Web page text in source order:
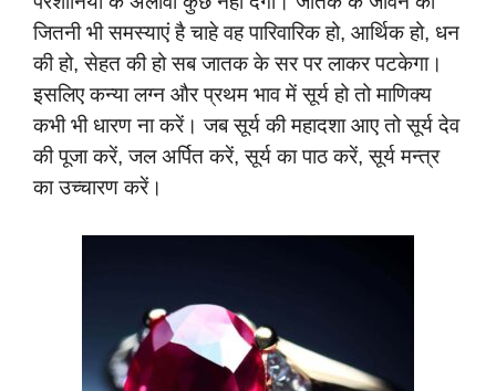
जितनी भी समस्याएं है चाहे वह पारिवारिक हो, आर्थिक हो, धन
की हो, सेहत की हो सब जातक के सर पर लाकर पटकेगा।
इसलिए कन्या लग्न और प्रथम भाव में सूर्य हो तो माणिक्य
कभी भी धारण ना करें। जब सूर्य की महादशा आए तो सूर्य देव
की पूजा करें, जल अर्पित करें, सूर्य का पाठ करें, सूर्य मन्त्र
का उच्चारण करें।